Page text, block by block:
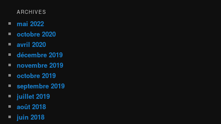
ARCHIVES
mai 2022
octobre 2020
avril 2020
décembre 2019
novembre 2019
octobre 2019
septembre 2019
juillet 2019
août 2018
juin 2018